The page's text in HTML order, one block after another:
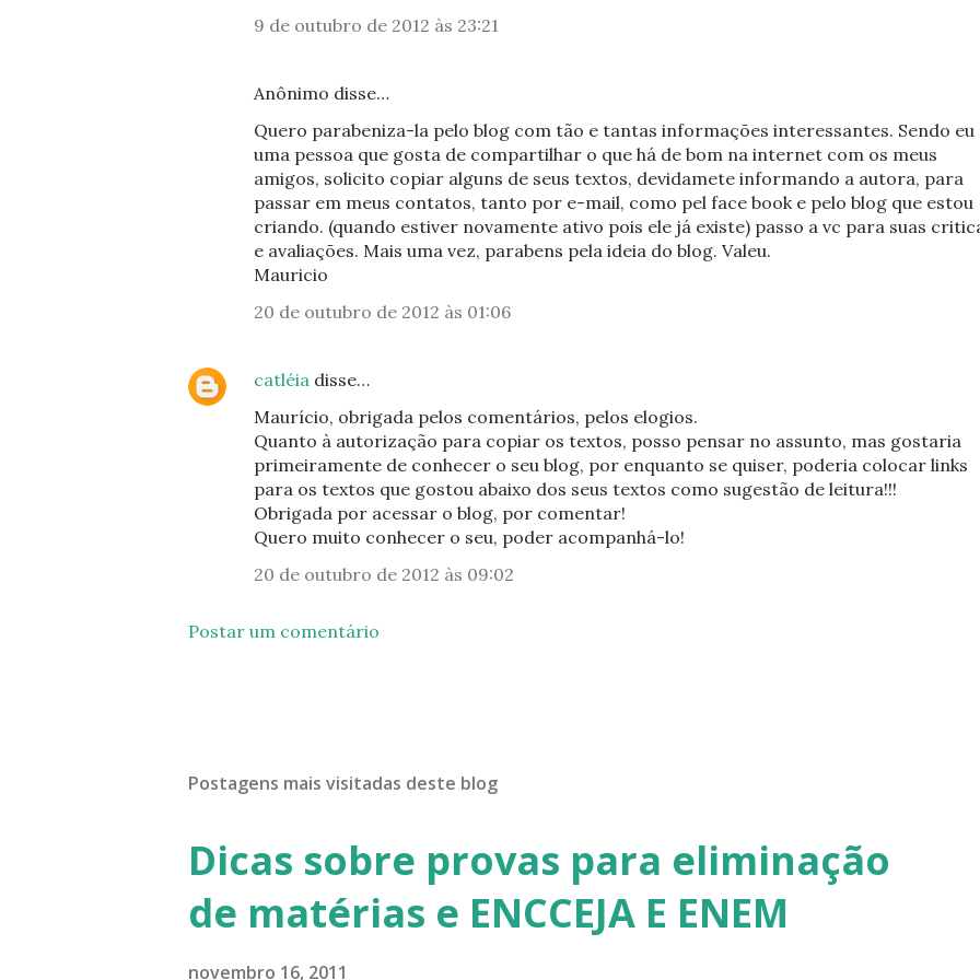
9 de outubro de 2012 às 23:21
Anônimo disse…
Quero parabeniza-la pelo blog com tão e tantas informações interessantes. Sendo eu
uma pessoa que gosta de compartilhar o que há de bom na internet com os meus
amigos, solicito copiar alguns de seus textos, devidamete informando a autora, para
passar em meus contatos, tanto por e-mail, como pel face book e pelo blog que estou
criando. (quando estiver novamente ativo pois ele já existe) passo a vc para suas
e avaliações. Mais uma vez, parabens pela ideia do blog. Valeu.
Mauricio
20 de outubro de 2012 às 01:06
catléia disse…
Maurício, obrigada pelos comentários, pelos elogios.
Quanto à autorização para copiar os textos, posso pensar no assunto, mas gostaria
primeiramente de conhecer o seu blog, por enquanto se quiser, poderia colocar links
para os textos que gostou abaixo dos seus textos como sugestão de leitura!!!
Obrigada por acessar o blog, por comentar!
Quero muito conhecer o seu, poder acompanhá-lo!
20 de outubro de 2012 às 09:02
Postar um comentário
Postagens mais visitadas deste blog
Dicas sobre provas para eliminação
de matérias e ENCCEJA E ENEM
novembro 16, 2011